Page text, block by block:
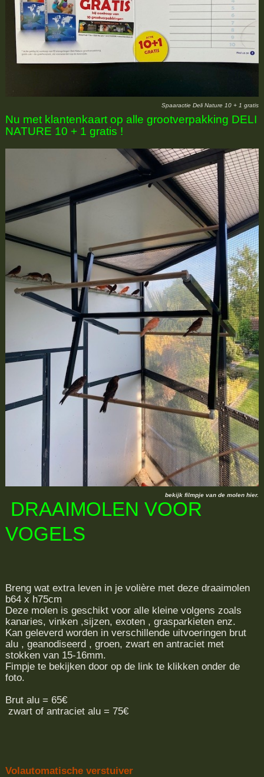
Spaaractie Deli Nature 10 + 1 gratis
Nu met klantenkaart op alle grootverpakking DELI
NATURE 10 + 1 gratis !
bekijk filmpje van de molen hier.
DRAAIMOLEN VOOR
VOGELS
Breng wat extra leven in je volière met deze draaimolen
b64 x h75cm
Deze molen is geschikt voor alle kleine volgens zoals
kanaries, vinken ,sijzen, exoten , grasparkieten enz.
Kan geleverd worden in verschillende uitvoeringen brut
alu , geanodiseerd , groen, zwart en antraciet met
stokken van 15-16mm.
Fimpje te bekijken door op de link te klikken onder de
foto.
Brut alu = 65€
zwart of antraciet alu = 75€
Volautomatische verstuiver